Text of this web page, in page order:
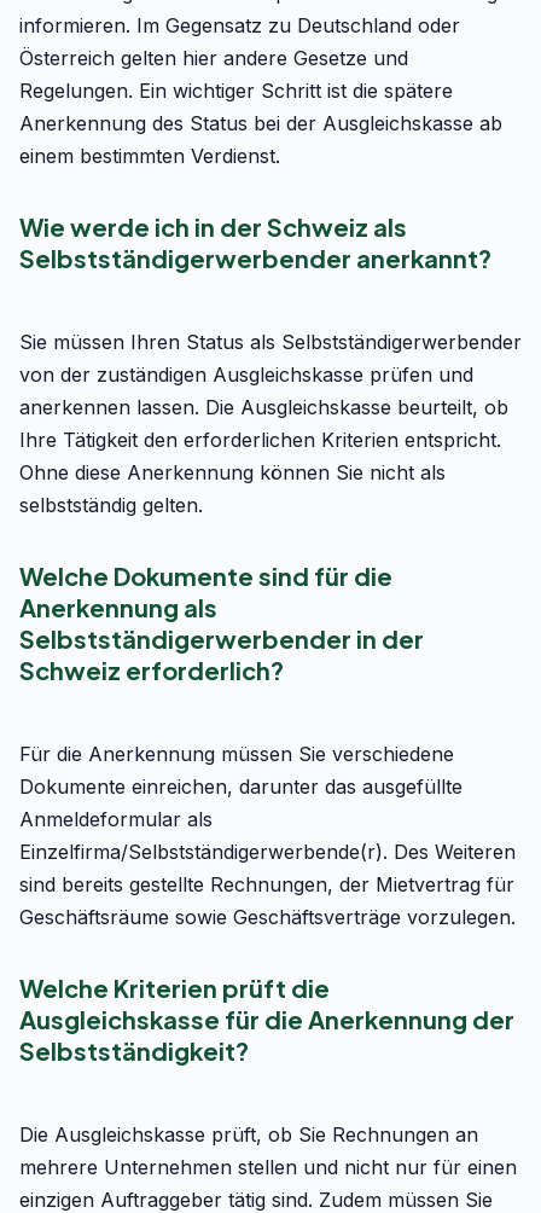
informieren. Im Gegensatz zu Deutschland oder
Österreich gelten hier andere Gesetze und
Regelungen. Ein wichtiger Schritt ist die spätere
Anerkennung des Status bei der Ausgleichskasse ab
einem bestimmten Verdienst.
Wie werde ich in der Schweiz als
Selbstständigerwerbender anerkannt?
Sie müssen Ihren Status als Selbstständigerwerbender
von der zuständigen Ausgleichskasse prüfen und
anerkennen lassen. Die Ausgleichskasse beurteilt, ob
Ihre Tätigkeit den erforderlichen Kriterien entspricht.
Ohne diese Anerkennung können Sie nicht als
selbstständig gelten.
Welche Dokumente sind für die
Anerkennung als
Selbstständigerwerbender in der
Schweiz erforderlich?
Für die Anerkennung müssen Sie verschiedene
Dokumente einreichen, darunter das ausgefüllte
Anmeldeformular als
Einzelfirma/Selbstständigerwerbende(r). Des Weiteren
sind bereits gestellte Rechnungen, der Mietvertrag für
Geschäftsräume sowie Geschäftsverträge vorzulegen.
Welche Kriterien prüft die
Ausgleichskasse für die Anerkennung der
Selbstständigkeit?
Die Ausgleichskasse prüft, ob Sie Rechnungen an
mehrere Unternehmen stellen und nicht nur für einen
einzigen Auftraggeber tätig sind. Zudem müssen Sie